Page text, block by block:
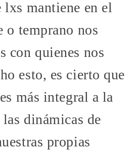
mantiene en el
o temprano nos
con quienes nos
esto, es cierto que
más integral a la
dinámicas de
propias